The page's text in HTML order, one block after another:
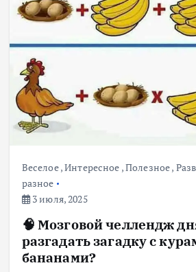
Веселое,Интересное ,Полезное,
разное
3 июля, 2025
🧠 Мозговой челлендж
разгадать загадку с
бананами?